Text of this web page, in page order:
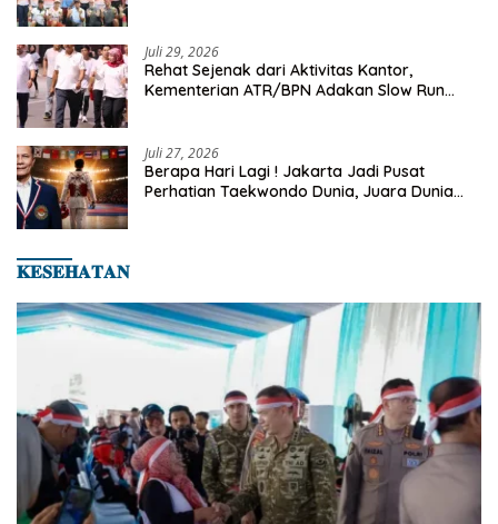
Juli 29, 2026
Rehat Sejenak dari Aktivitas Kantor,
Kementerian ATR/BPN Adakan Slow Run
Juli 27, 2026
Berapa Hari Lagi ! Jakarta Jadi Pusat
Perhatian Taekwondo Dunia, Juara Dunia
𝐊𝐄𝐒𝐄𝐇𝐀𝐓𝐀𝐍